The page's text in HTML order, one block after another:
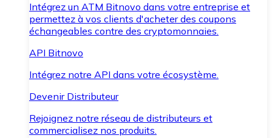
Intégrez un ATM Bitnovo dans votre entreprise et
permettez à vos clients d'acheter des coupons
échangeables contre des cryptomonnaies.
API Bitnovo
Intégrez notre API dans votre écosystème.
Devenir Distributeur
Rejoignez notre réseau de distributeurs et
commercialisez nos produits.